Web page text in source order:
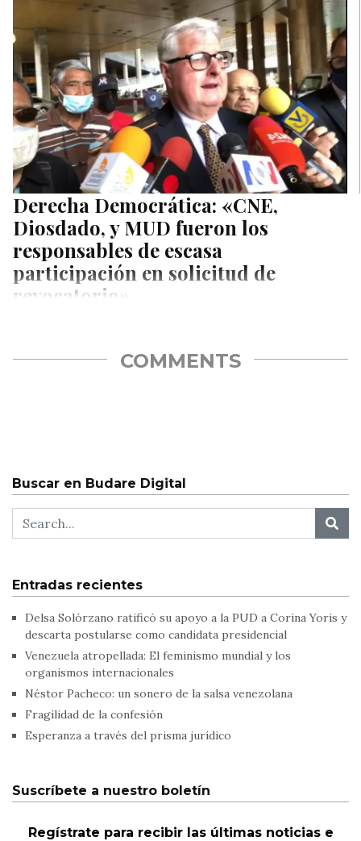
Derecha Democrática: «CNE,
Diosdado, y MUD fueron los
responsables de escasa
participación en solicitud de
revocatorio»
en las puertas del Consejo Nacional Electoral…
COMMENTS
Buscar en Budare Digital
Entradas recientes
Delsa Solórzano ratificó su apoyo a la PUD a Corina Yoris y
descarta postularse como candidata presidencial
Venezuela atropellada: El feminismo mundial y los
organismos internacionales
Néstor Pacheco: un sonero de la salsa venezolana
Fragilidad de la confesión
Esperanza a través del prisma jurídico
Suscríbete a nuestro boletín
Regístrate para recibir las últimas noticias e